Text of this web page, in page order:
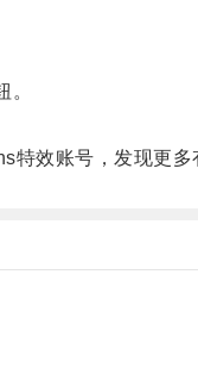
效账号，发现更多